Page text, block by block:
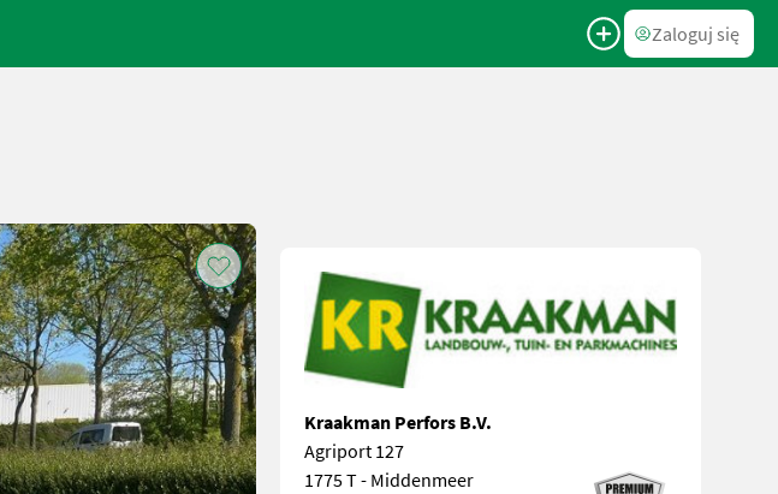
Zaloguj się
Kraakman Perfors B.V.
Agriport 127
1775 T - Middenmeer